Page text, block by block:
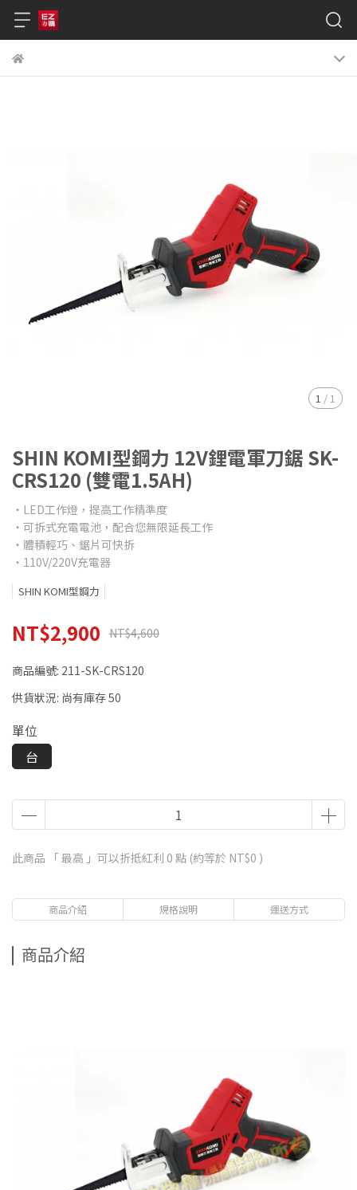
1 / 1
SHIN KOMI型鋼力 12V鋰電軍刀鋸 SK-
CRS120 (雙電1.5AH)
‧LED工作燈，提高工作精準度
‧可拆式充電電池，配合您無限延長工作
‧體積輕巧、鋸片可快拆
‧110V/220V充電器
SHIN KOMI型鋼力
NT$2,900 NT$4,600
商品編號: 211-SK-CRS120
供貨狀況: 尚有庫存 50
單位
台
此商品 「 最高 」可以折抵紅利 0 點 (約等於 NT$0 )
商品介紹 規格說明 運送方式
商品介紹